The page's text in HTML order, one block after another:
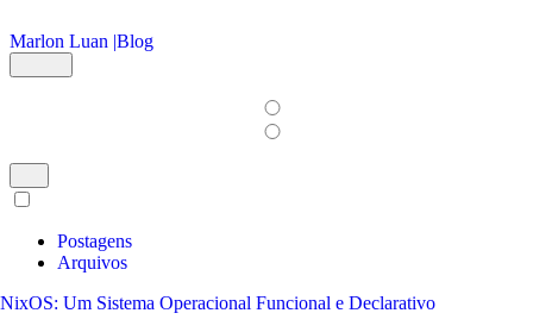
Marlon Luan |Blog
Postagens
Arquivos
NixOS: Um Sistema Operacional Funcional e Declarativo